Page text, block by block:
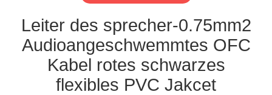
VERBINDUNG
FORDERN
Leiter des sprecher-0.75mm2
Audioangeschwemmtes OFC
Kabel rotes schwarzes
flexibles PVC Jakcet